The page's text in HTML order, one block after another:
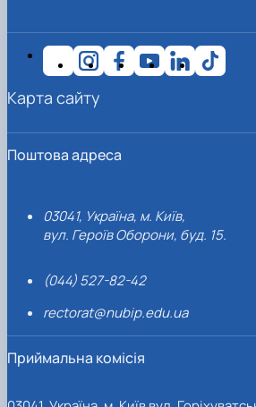
Поштова адреса
03041, Україна, м. Київ,
вул. Героїв Оборони, буд. 15.
(044) 527-82-42
rectorat@nubip.edu.ua
Приймальна комісія
Карта сайту